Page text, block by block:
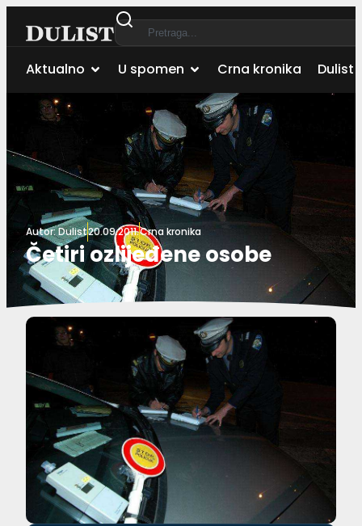
Aktualno U spomen Crna kronika Dulist
Autor:Dulist20.09.2011.Crna kronika
Četiri ozlijeđene osobe